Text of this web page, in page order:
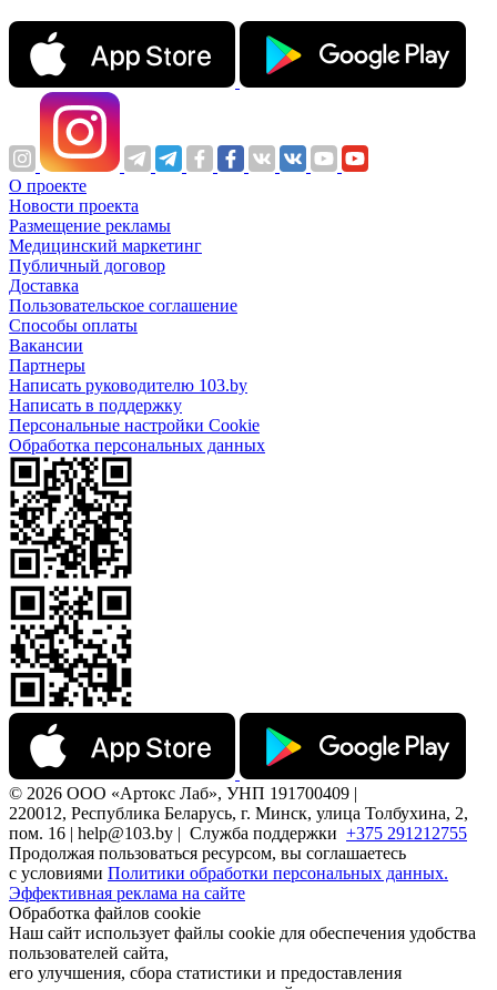
О проекте
Новости проекта
Размещение рекламы
Медицинский маркетинг
Публичный договор
Доставка
Пользовательское соглашение
Способы оплаты
Вакансии
Партнеры
Написать руководителю 103.by
Написать в поддержку
Персональные настройки Cookie
Обработка персональных данных
© 2026 ООО «Артокс Лаб», УНП 191700409 |
220012, Республика Беларусь, г. Минск, улица Толбухина, 2,
пом. 16 | help@103.by | Служба поддержки +375 291212755
Продолжая пользоваться ресурсом, вы соглашаетесь
с условиями Политики обработки персональных данных.
Эффективная реклама на сайте
Обработка файлов cookie
Наш сайт использует файлы cookie для обеспечения удобства
пользователей сайта,
его улучшения, сбора статистики и предоставления